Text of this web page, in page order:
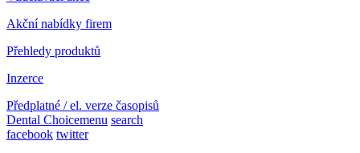
Akční nabídky firem
Přehledy produktů
Inzerce
Předplatné / el. verze časopisů
Dental Choicemenu search
facebook twitter